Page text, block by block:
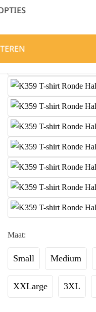
Maat:
Small Medium
XXLarge 3XL